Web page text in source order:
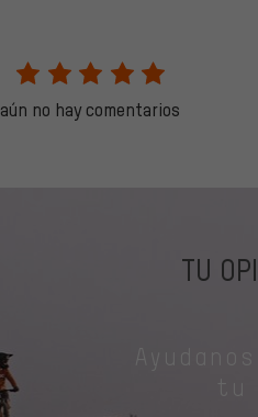
aún no hay comentarios
TU
tu